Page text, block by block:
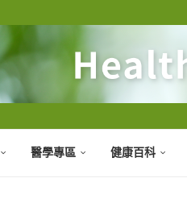
醫學專區 健康百科